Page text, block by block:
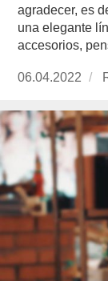
agradecer, es
una elegante
accesorios,
Publicado
06.04.2022